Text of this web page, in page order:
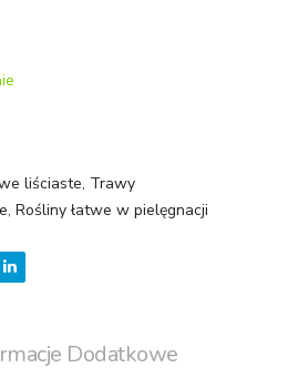
liściaste, Trawy
, Rośliny łatwe w pielęgnacji
Dodatkowe